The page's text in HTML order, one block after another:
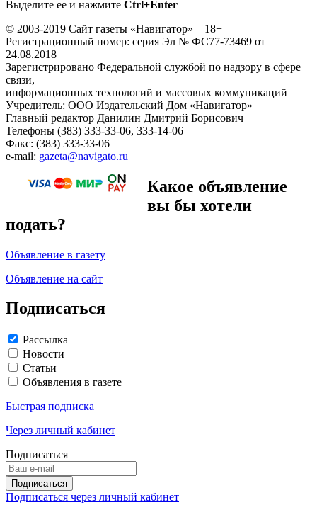
Выделите ее и нажмите Ctrl+Enter
© 2003-2019 Сайт газеты «Навигатор» 18+
Регистрационный номер: серия Эл № ФС77-73469 от
24.08.2018
Зарегистрировано Федеральной службой по надзору в сфере
связи,
информационных технологий и массовых коммуникаций
Учредитель: ООО Издательский Дом «Навигатор»
Главный редактор Данилин Дмитрий Борисович
Телефоны (383) 333-33-06, 333-14-06
Факс: (383) 333-33-06
e-mail: gazeta@navigato.ru
Какое объявление
вы бы хотели
подать?
Объявление в газету
Объявление на сайт
Подписаться
Рассылка
Новости
Статьи
Объявления в газете
Быстрая подписка
Через личный кабинет
Подписаться
Подписаться через личный кабинет